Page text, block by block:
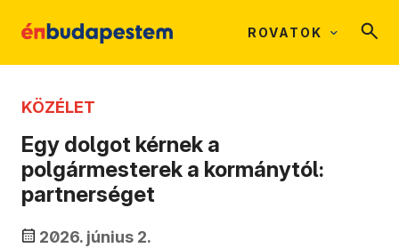
ROVATOK
KÖZÉLET
Egy dolgot kérnek a
polgármesterek a kormánytól:
partnerséget
2026. június 2.